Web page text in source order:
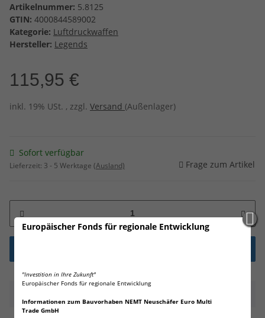
Europäischer Fonds für regionale Entwicklung
"Investition in Ihre Zukunft"
Europäischer Fonds für regionale Entwicklung
Informationen zum Bauvorhaben NEMT Neuschäfer Euro Multi
Trade GmbH
Artikelnummer: 5.8125
GTIN: 4000844589002
Kategorie: Luftdruckwaffen
Hersteller: Legends
115,95 €
inkl. 19% USt. , zzgl. Versand (Außenlager)
Sofort verfügbar
Lieferzeit: 3 - 5 Werktage (Ausland) Frage zum Artikel